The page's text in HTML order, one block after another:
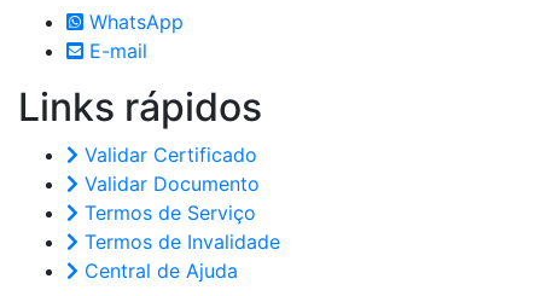
WhatsApp
E-mail
Links rápidos
Validar Certificado
Validar Documento
Termos de Serviço
Termos de Invalidade
Central de Ajuda